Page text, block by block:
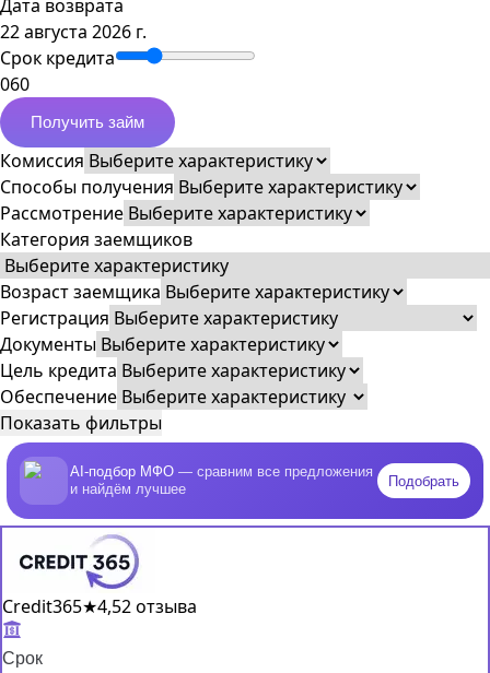
Дата возврата
22 августа 2026 г.
Срок кредита
060
Получить займ
Комиссия
Способы получения
Рассмотрение
Категория заемщиков
Возраст заемщика
Регистрация
Документы
Цель кредита
Обеспечение
Показать фильтры
AI-подбор МФО — сравним все предложения
и найдём лучшее
Подобрать
Credit365★4,52 отзыва
Срок